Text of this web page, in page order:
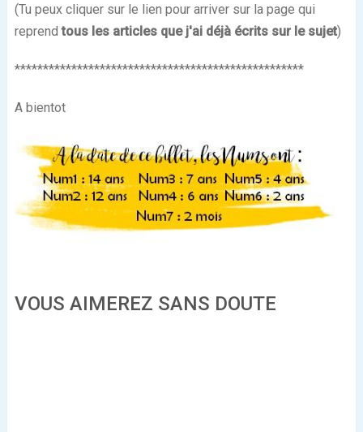
(Tu peux cliquer sur le lien pour arriver sur la page qui
reprendtous les articles que j'ai déjà écrits sur le sujet)
***************************************************
A bientot
VOUS AIMEREZ SANS DOUTE